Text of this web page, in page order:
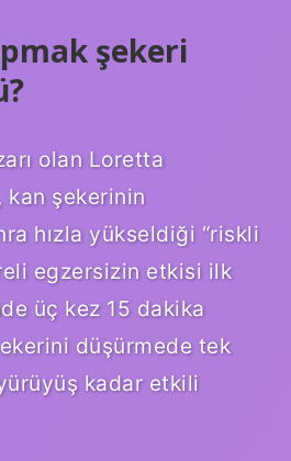
şekeri
olan Loretta
kan şekerinin
hızla yükseldiği “riskli
egzersizin etkisi ilk
üç kez 15 dakika
düşürmede tek
kadar etkili